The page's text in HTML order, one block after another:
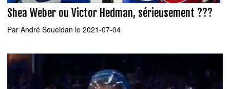
Shea Weber ou Victor Hedman, sérieusement ???
Par André Soueidan le 2021-07-04